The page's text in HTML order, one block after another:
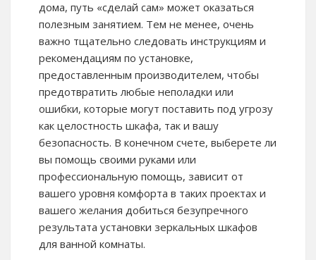
дома, путь «сделай сам» может оказаться
полезным занятием. Тем не менее, очень
важно тщательно следовать инструкциям и
рекомендациям по установке,
предоставленным производителем, чтобы
предотвратить любые неполадки или
ошибки, которые могут поставить под угрозу
как целостность шкафа, так и вашу
безопасность. В конечном счете, выберете ли
вы помощь своими руками или
профессиональную помощь, зависит от
вашего уровня комфорта в таких проектах и
вашего желания добиться безупречного
результата установки зеркальных шкафов
для ванной комнаты.